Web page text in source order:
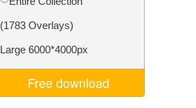
(1783 Overlays)
Large 6000*4000px
Free download